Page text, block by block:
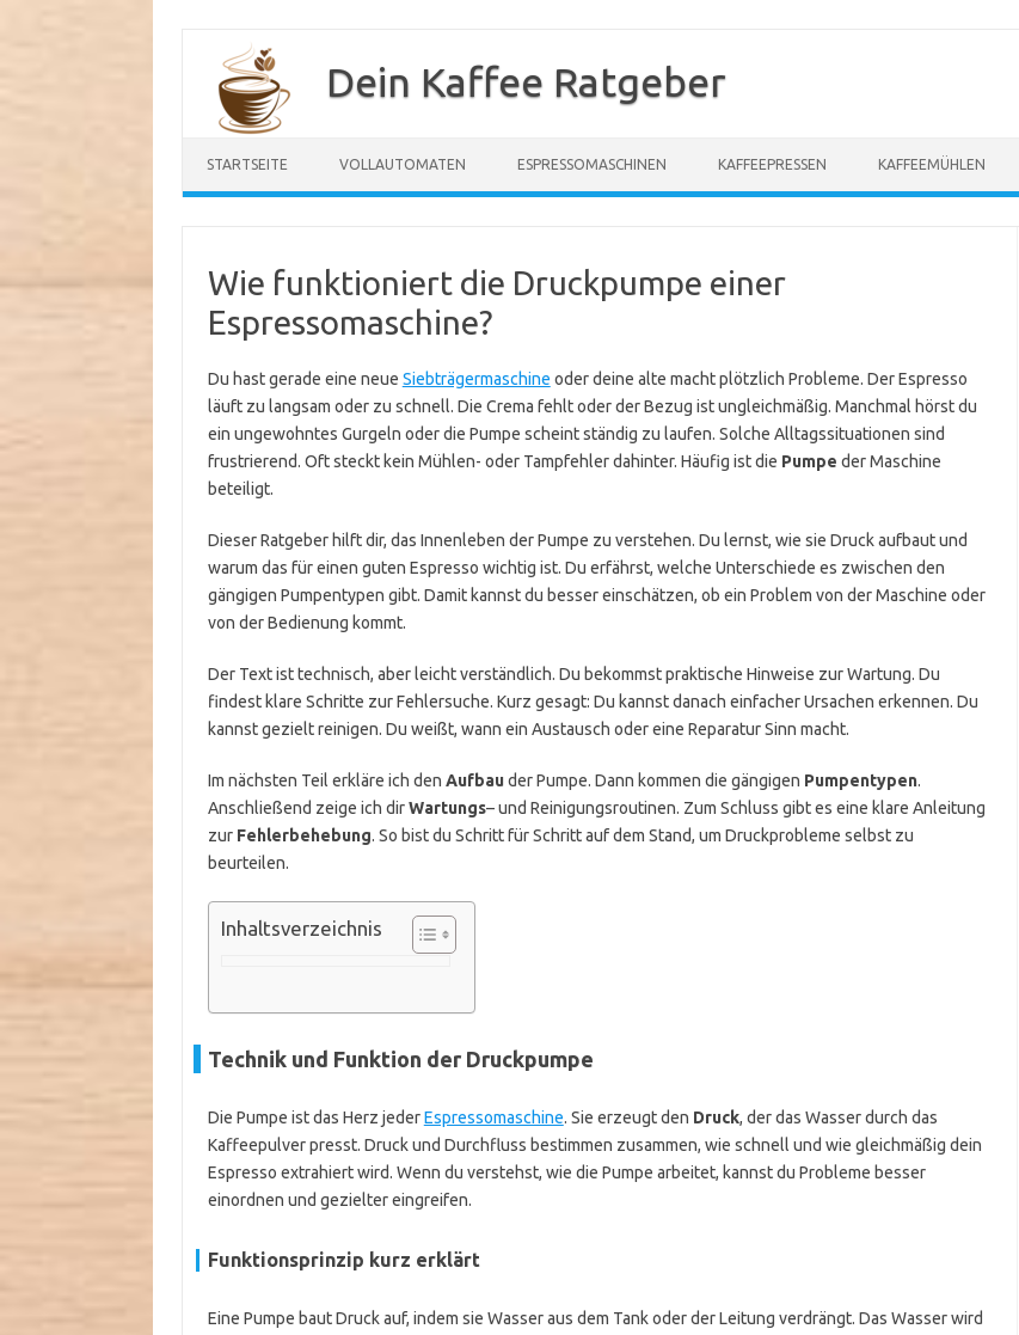
springen
Dein Kaffee Ratgeber
STARTSEITE VOLLAUTOMATEN ESPRESSOMASCHINEN KAFFEEPRESSEN KAFFEEMÜHLEN
Wie funktioniert die Druckpumpe einer
Espressomaschine?
Du hast gerade eine neue Siebträgermaschine oder deine alte macht plötzlich Probleme. Der Espresso
läuft zu langsam oder zu schnell. Die Crema fehlt oder der Bezug ist ungleichmäßig. Manchmal hörst du
ein ungewohntes Gurgeln oder die Pumpe scheint ständig zu laufen. Solche Alltagssituationen sind
frustrierend. Oft steckt kein Mühlen- oder Tampfehler dahinter. Häufig ist die Pumpe der Maschine
beteiligt.
Dieser Ratgeber hilft dir, das Innenleben der Pumpe zu verstehen. Du lernst, wie sie Druck aufbaut und
warum das für einen guten Espresso wichtig ist. Du erfährst, welche Unterschiede es zwischen den
gängigen Pumpentypen gibt. Damit kannst du besser einschätzen, ob ein Problem von der Maschine oder
von der Bedienung kommt.
Der Text ist technisch, aber leicht verständlich. Du bekommst praktische Hinweise zur Wartung. Du
findest klare Schritte zur Fehlersuche. Kurz gesagt: Du kannst danach einfacher Ursachen erkennen. Du
kannst gezielt reinigen. Du weißt, wann ein Austausch oder eine Reparatur Sinn macht.
Im nächsten Teil erkläre ich den Aufbauder Pumpe. Dann kommen die gängigen Pumpentypen.
Anschließend zeige ich dirWartungs– und Reinigungsroutinen. Zum Schluss gibt es eine klare Anleitung
zur Fehlerbehebung. So bist du Schritt für Schritt auf dem Stand, um Druckprobleme selbst zu
beurteilen.
Inhaltsverzeichnis
Technik und Funktion der Druckpumpe
Die Pumpe ist das Herz jederEspressomaschine. Sie erzeugt den Druck, der das Wasser durch das
Kaffeepulver presst. Druck und Durchfluss bestimmen zusammen, wie schnell und wie gleichmäßig dein
Espresso extrahiert wird. Wenn du verstehst, wie die Pumpe arbeitet, kannst du Probleme besser
einordnen und gezielter eingreifen.
Funktionsprinzip kurz erklärt
Eine Pumpe baut Druck auf, indem sie Wasser aus dem Tank oder der Leitung verdrängt. Das Wasser wird